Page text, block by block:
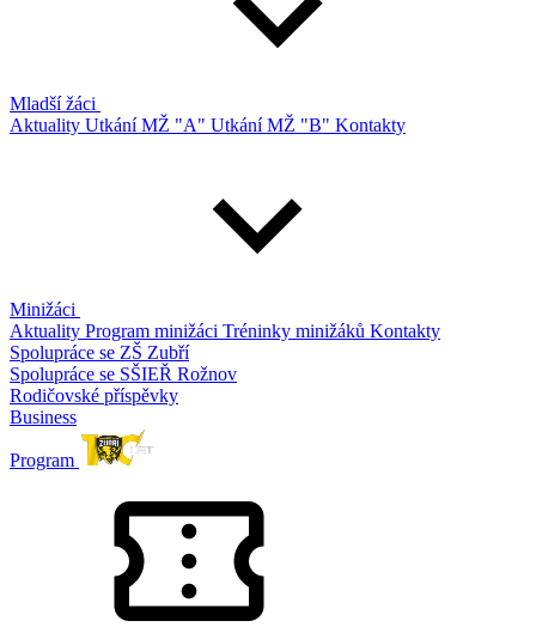
Mladší žáci
Aktuality Utkání MŽ "A" Utkání MŽ "B" Kontakty
Minižáci
Aktuality Program minižáci Tréninky minižáků Kontakty
Spolupráce se ZŠ Zubří
Spolupráce se SŠIEŘ Rožnov
Rodičovské příspěvky
Business
Program